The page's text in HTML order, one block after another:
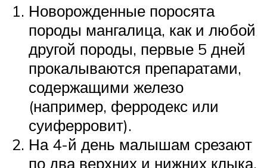
Новорожденные поросята
породы мангалица, как и любой
другой породы, первые 5 дней
прокалываются препаратами,
содержащими железо
(например, ферродекс или
суиферровит).
На 4-й день малышам срезают
по два верхних и нижних клыка,